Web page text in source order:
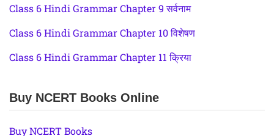
Class 6 Hindi Grammar Chapter 9 सर्वनाम
Class 6 Hindi Grammar Chapter 10 विशेषण
Class 6 Hindi Grammar Chapter 11 क्रिया
Buy NCERT Books Online
Buy NCERT Books